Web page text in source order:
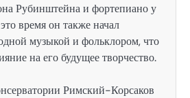
Рубинштейна и фортепиано у
время он также начал
музыкой и фольклором, что
на его будущее творчество.
Римский-Корсаков